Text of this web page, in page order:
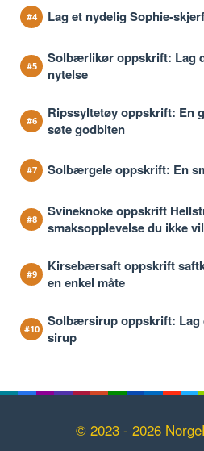
Lag et nydelig Sophie-
Solbærlikør oppskrift: Lag
nytelse
Ripssyltetøy oppskrift: En
søte godbiten
Solbærgele oppskrift: En
Svineknoke oppskrift
smaksopplevelse du ikke
Kirsebærsaft oppskrift
en enkel måte
Solbærsirup oppskrift: Lag
sirup
© 2023 - 2026